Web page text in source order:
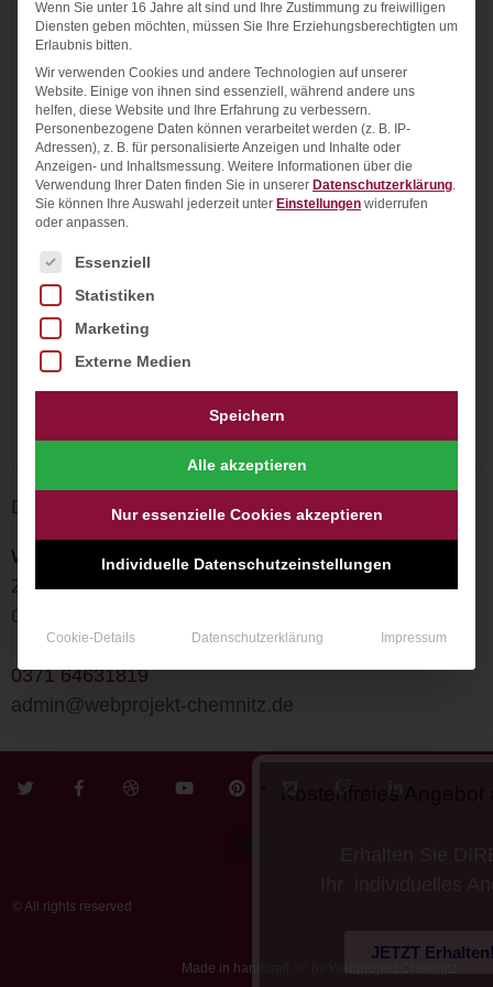
Layout/Entwurf
Design und Farbgestaltung
Logo
WordPress
HTML
CSS
Javascript
Website besuchen:
zwickau.de
Das Team von
Webprojekt Chemnitz UG
Zwickauer Straße 132
09116 Chemnitz
0371 64631819
admin@webprojekt-chemnitz.de
© All rights reserved
Made in handcraft
Wenn Sie unter 16 Jahre alt sind und Ihre Zustimmung zu freiwilligen
Diensten geben möchten, müssen Sie Ihre Erziehungsberechtigten um
Erlaubnis bitten.
Wir verwenden Cookies und andere Technologien auf unserer
Website. Einige von ihnen sind essenziell, während andere uns
helfen, diese Website und Ihre Erfahrung zu verbessern.
Personenbezogene Daten können verarbeitet werden (z. B. IP-
Adressen), z. B. für personalisierte Anzeigen und Inhalte oder
Anzeigen- und Inhaltsmessung. Weitere Informationen über die
Verwendung Ihrer Daten finden Sie in unserer Datenschutzerklärung.
Sie können Ihre Auswahl jederzeit unter Einstellungen widerrufen
oder anpassen.
Es folgt eine Liste der Service-Gruppen, für die
Essenziell
Statistiken
Marketing
Externe Medien
Speichern
Alle akzeptieren
Nur essenzielle Cookies akzeptieren
Individuelle Datenschutzeinstellungen
Cookie-Details Datenschutzerklärung Impressum
Kostenfreies Angebot
JETZT Erhalten!